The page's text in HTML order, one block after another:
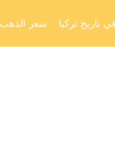
سعر الذهب تاريخ تركيا